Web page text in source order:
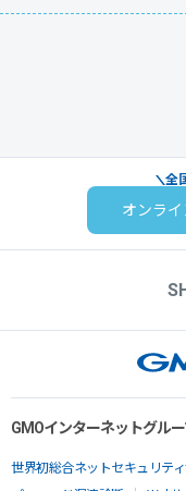
全
オンラ
GMOインターネットグル
世界初総合ネットセキュリティ